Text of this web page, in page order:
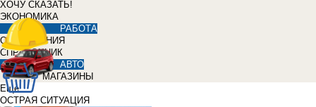
ХОЧУ СКАЗАТЬ!
ЭКОНОМИКА
РАБОТА
ОБЪЯВЛЕНИЯ
СПРАВОЧНИК
АВТО
МАГАЗИНЫ
Еще
ОСТРАЯ СИТУАЦИЯ